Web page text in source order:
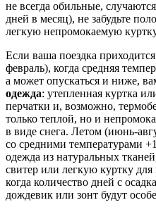
не всегда обильные,
дней в месяц), не забудьте
легкую непромокаемую
Если ваша поездка
февраль), когда средняя
а может опускаться и ниже,
одежда: утепленная куртка
перчатки и, возможно,
только теплой, но и
в виде снега. Летом (июнь-
со средними температурами
одежда из натуральных
свитер или легкую куртку
когда количество дней с
дождевик или зонт будут